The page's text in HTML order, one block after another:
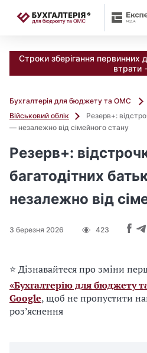
Строки зберігання первинних
втрати
Бухгалтерія для бюджету та ОМС
Військовий облік
Резерв+:
— незалежно від сімейного стану
Резерв+:
багатодітних
незалежно від
3 березня 2026 423
⭐ Дізнавайтеся про зміни
«Бухгалтерію для бюджету
Google, щоб не пропустити
роз’яснення